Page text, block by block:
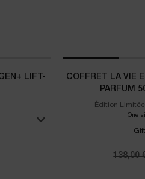
LIFT-
COFFRET LA VIE
PARFUM
Édition
One
Ancien
138,00